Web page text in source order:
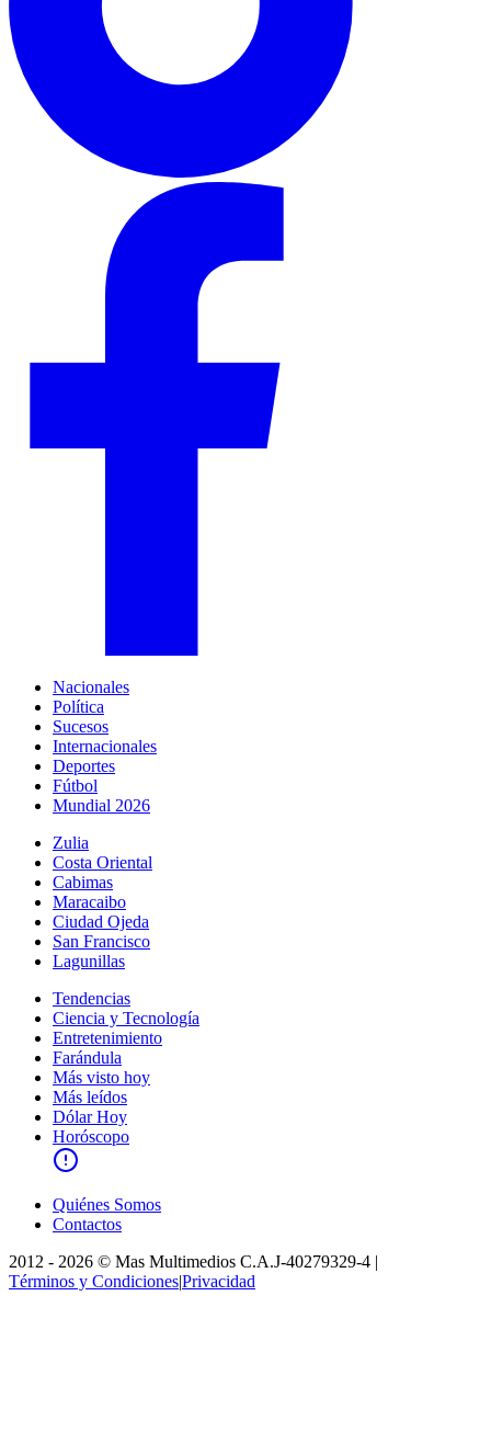
Nacionales
Política
Sucesos
Internacionales
Deportes
Fútbol
Mundial 2026
Zulia
Costa Oriental
Cabimas
Maracaibo
Ciudad Ojeda
San Francisco
Lagunillas
Tendencias
Ciencia y Tecnología
Entretenimiento
Farándula
Más visto hoy
Más leídos
Dólar Hoy
Horóscopo
Quiénes Somos
Contactos
2012 - 2026 © Mas Multimedios C.A.J-40279329-4 |
Términos y Condiciones|Privacidad